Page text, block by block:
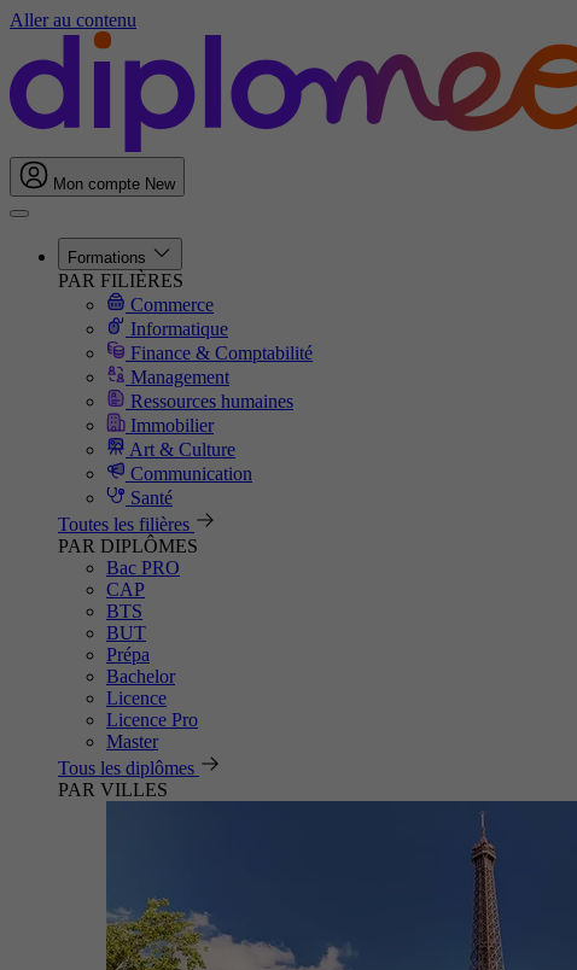
Aller au contenu
Mon compte New
Formations
PAR FILIÈRES
Commerce
Informatique
Finance & Comptabilité
Management
Ressources humaines
Immobilier
Art & Culture
Communication
Santé
Toutes les filières
PAR DIPLÔMES
Bac PRO
CAP
BTS
BUT
Prépa
Bachelor
Licence
Licence Pro
Master
Tous les diplômes
PAR VILLES